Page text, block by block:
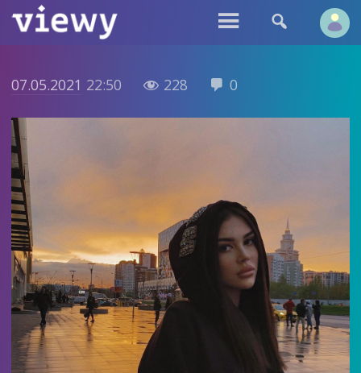
 
07.05.2021 22:50  228  0